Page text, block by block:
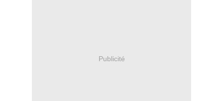
Publicité